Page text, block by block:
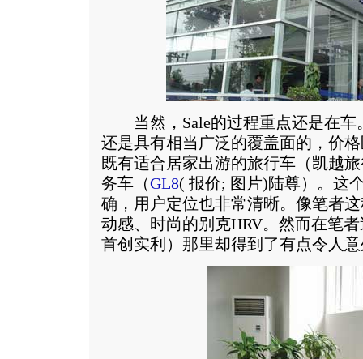
当然，Sale的过程重点还是在车
还是具有相当广泛的覆盖面的，价
既有适合居家出游的旅行车（凯越
务车（GL8( 报价; 图片)陆尊）。这
确，用户定位也非常清晰。像笔者
动感、时尚的别克HRV。然而在笔
首创实利）那里却得到了有点令人